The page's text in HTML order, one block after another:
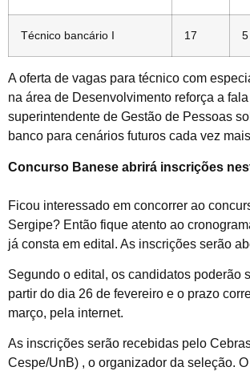
Técnico bancário I 17 5
A oferta de vagas para técnico com
na área de Desenvolvimento reforça a fala
superintendente de Gestão de Pessoas
banco para cenários futuros cada vez
Concurso Banese abrirá inscrições
Ficou interessado em concorrer ao
Sergipe? Então fique atento ao
já consta em edital. As inscrições serão
Segundo o edital, os candidatos poderão
partir do dia 26 de fevereiro e o prazo
março, pela internet.
As inscrições serão recebidas pelo
Cespe/UnB) , o organizador da seleção.